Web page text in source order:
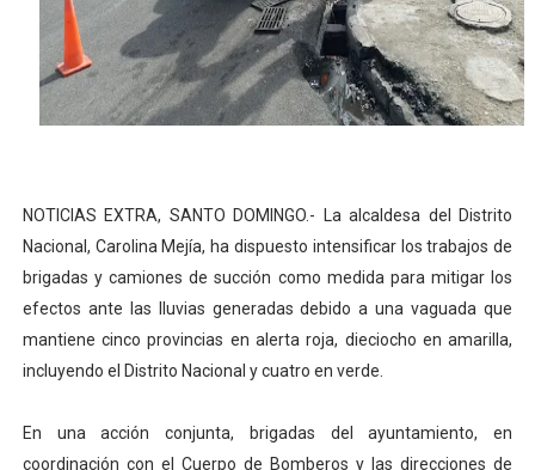
RD ENTREGA EN EXTRADICIÓN DOMINICANO
Alcaldesa Carolina Mejía conversa y lleva soluciones
Liga Municipal, Fedomu y Fedodim orientan alcaldes y
Alcaldía del DN y Fundación Bonanza inauguran el
Inespre inicia venta de combos de habichuelas con
NOTICIAS EXTRA, SANTO DOMINGO.- La alcaldesa del Distrito
Nacional, Carolina Mejía, ha dispuesto intensificar los trabajos de
brigadas y camiones de succión como medida para mitigar los
efectos ante las lluvias generadas debido a una vaguada que
mantiene cinco provincias en alerta roja, dieciocho en amarilla,
incluyendo el Distrito Nacional y cuatro en verde.
En una acción conjunta, brigadas del ayuntamiento, en
coordinación con el Cuerpo de Bomberos y las direcciones de